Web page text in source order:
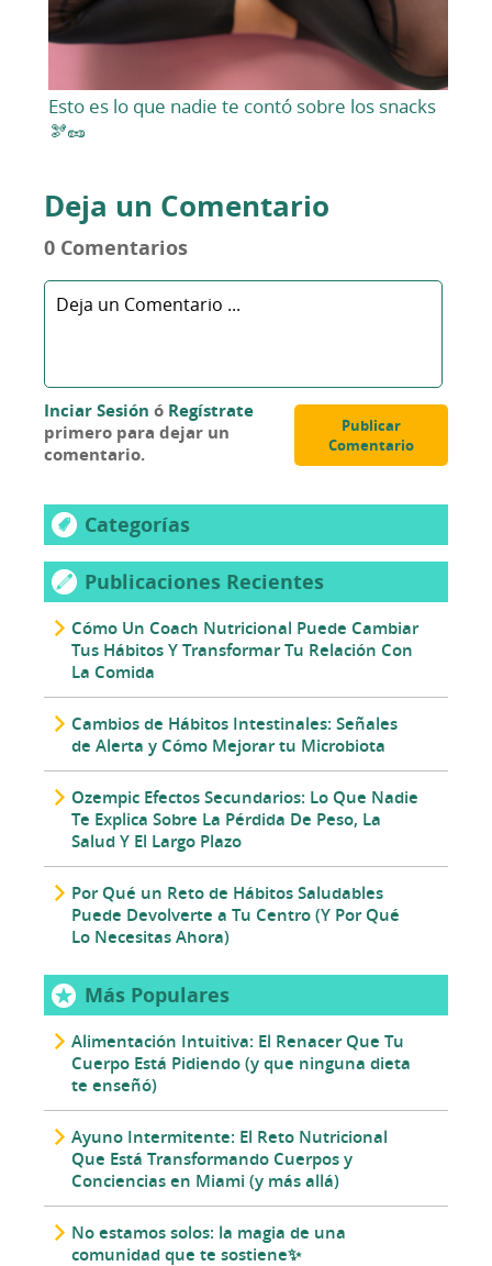
Esto es lo que nadie te contó sobre los snacks
🫘🥜
Deja un Comentario
0 Comentarios
Publicar
Comentario
Inciar Sesión ó Regístrate
primero para dejar un
comentario.
Categorías
Publicaciones Recientes
Cómo Un Coach Nutricional Puede Cambiar
Tus Hábitos Y Transformar Tu Relación Con
La Comida
Cambios de Hábitos Intestinales: Señales
de Alerta y Cómo Mejorar tu Microbiota
Ozempic Efectos Secundarios: Lo Que Nadie
Te Explica Sobre La Pérdida De Peso, La
Salud Y El Largo Plazo
Por Qué un Reto de Hábitos Saludables
Puede Devolverte a Tu Centro (Y Por Qué
Lo Necesitas Ahora)
Más Populares
Alimentación Intuitiva: El Renacer Que Tu
Cuerpo Está Pidiendo (y que ninguna dieta
te enseñó)
Ayuno Intermitente: El Reto Nutricional
Que Está Transformando Cuerpos y
Conciencias en Miami (y más allá)
No estamos solos: la magia de una
comunidad que te sostiene✨